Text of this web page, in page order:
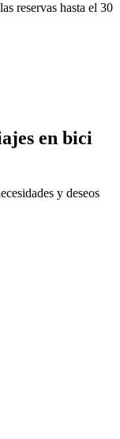
reservas hasta el 30
en bici
y deseos